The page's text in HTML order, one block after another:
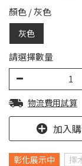
顏色/灰色
灰色
請選擇數量
物流費用試算
加入
彰化展示中 擇